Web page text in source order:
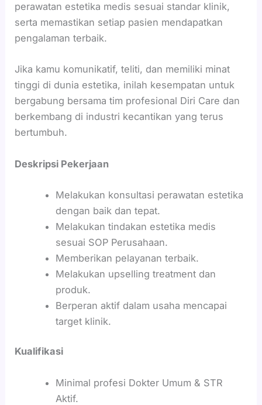
perawatan estetika medis sesuai standar klinik,
serta memastikan setiap pasien mendapatkan
pengalaman terbaik.
Jika kamu komunikatif, teliti, dan memiliki minat
tinggi di dunia estetika, inilah kesempatan untuk
bergabung bersama tim profesional Diri Care dan
berkembang di industri kecantikan yang terus
bertumbuh.
Deskripsi Pekerjaan
Melakukan konsultasi perawatan estetika
dengan baik dan tepat.
Melakukan tindakan estetika medis
sesuai SOP Perusahaan.
Memberikan pelayanan terbaik.
Melakukan upselling treatment dan
produk.
Berperan aktif dalam usaha mencapai
target klinik.
Kualifikasi
Minimal profesi Dokter Umum & STR
Aktif.